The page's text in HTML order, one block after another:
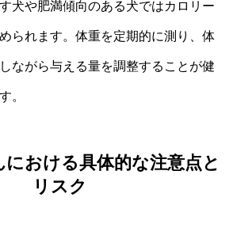
犬や肥満傾向のある犬ではカロリー
られます。体重を定期的に測り、体
ながら与える量を調整することが健
。
おける具体的な注意点と
リスク